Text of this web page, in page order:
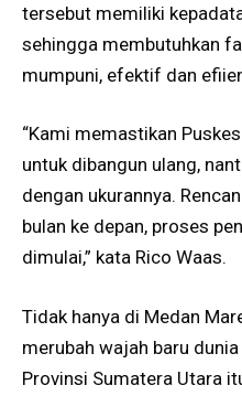
tersebut memiliki
sehingga membutuhkan
mumpuni, efektif dan
“Kami memastikan
untuk dibangun ulang,
dengan ukurannya.
bulan ke depan, proses
dimulai,” kata Rico Waas.
Tidak hanya di Medan
merubah wajah baru
Provinsi Sumatera Utara